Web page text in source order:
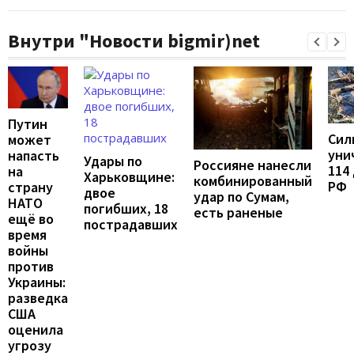
Внутри "Новости bigmir)net
Путин
может
напасть
на
страну
НАТО
ещё во
время
войны
против
Украины:
разведка
США
оценила
угрозу
Удары по
Харьковщине:
двое
погибших, 18
пострадавших
Россияне нанесли
комбинированный
удар по Сумам,
есть раненые
РФ